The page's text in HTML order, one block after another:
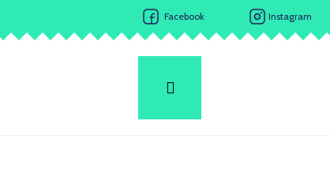
Facebook Instagram